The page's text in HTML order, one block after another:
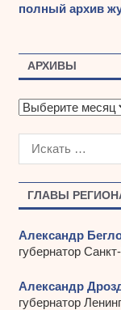
ГЛАВЫ
Александр
губернатор
Александр
губернатор
полный архив
АРХИВЫ
А
х
ы